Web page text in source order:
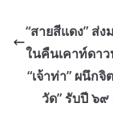
“สายสีแดง” ส่
ในคืนเคาท์ดา
“เจ้าท่า” ผนึก
วัด” รับปี ๖๙